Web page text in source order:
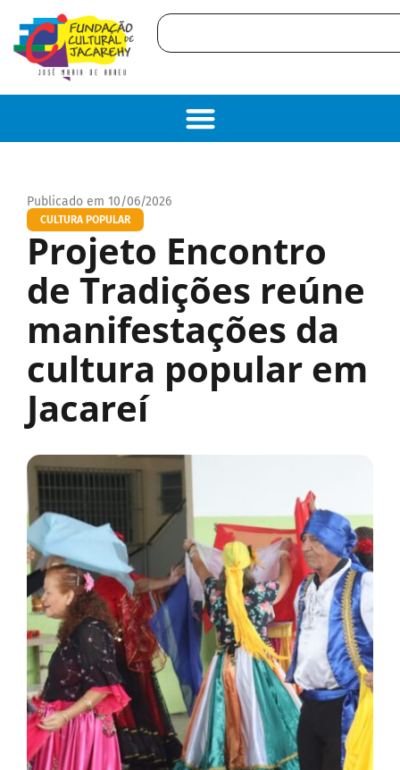
Publicado em 10/06/2026
CULTURA POPULAR
Projeto Encontro
de Tradições reúne
manifestações da
cultura popular em
Jacareí